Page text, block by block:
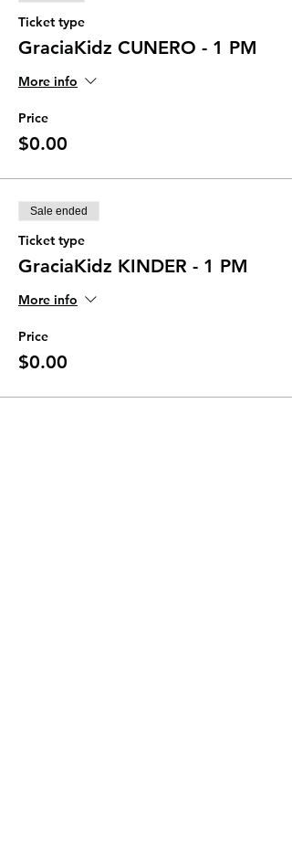
Ticket type
GraciaKidz CUNERO - 1 PM
More info
Price
$0.00
Sale ended
Ticket type
GraciaKidz KINDER - 1 PM
More info
Price
$0.00